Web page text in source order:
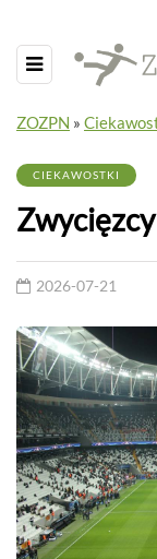
ZOZPN »
CIEKAWOSTKI
2026-07-21